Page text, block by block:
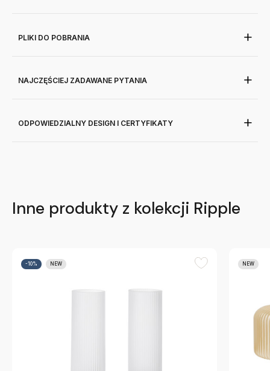
PLIKI DO POBRANIA
NAJCZĘŚCIEJ ZADAWANE PYTANIA
ODPOWIEDZIALNY DESIGN I CERTYFIKATY
Inne produkty z kolekcji Ripple
-10% NEW NEW